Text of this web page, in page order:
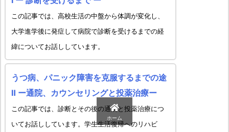
この記事では、高校生活の中盤から体調が変化し、
大学進学後に発症して病院で診断を受けるまでの経
緯についてお話ししています。
うつ病、パニック障害を克服するまでの途
Ⅱ ー通院、カウンセリングと投薬治療ー
この記事では、診断とその後の通院と投薬治療につ
いてお話ししています。学生生活復帰へのリハビ
ホーム